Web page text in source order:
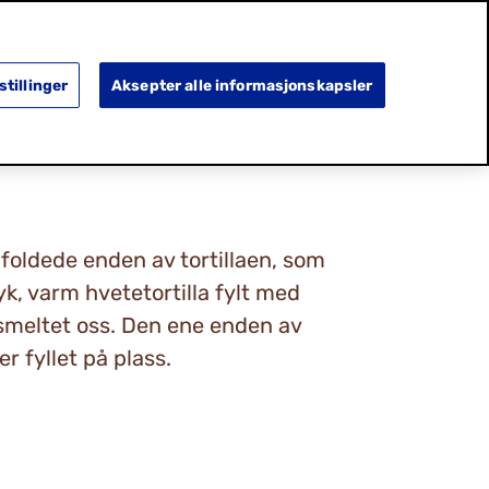
OPPDAG MER HA OMSORG SEARCH
enden av tortillaen, som
varm hvetetortilla fylt med
oss. Den ene enden av
fyllet på plass.
Aksepter alle informasjonskapsler